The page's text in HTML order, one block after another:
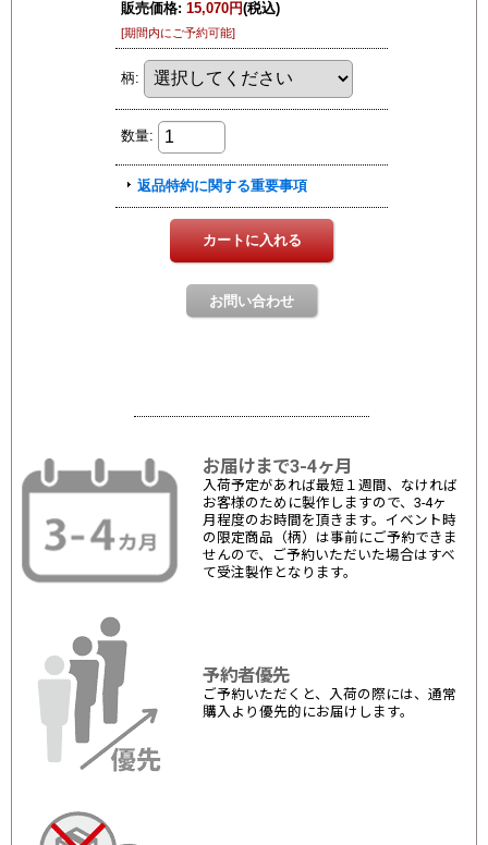
お届けまで3-4ヶ月
入荷予定があれば最短１週間、なければ
お客様のために製作しますので、3-4ヶ
月程度のお時間を頂きます。イベント時
の限定商品（柄）は事前にご予約できま
せんので、ご予約いただいた場合はすべ
て受注製作となります。
予約者優先
ご予約いただくと、入荷の際には、通常
購入より優先的にお届けします。